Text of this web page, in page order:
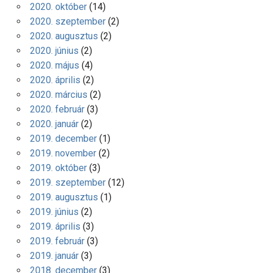
2020. október(14)
2020. szeptember(2)
2020. augusztus (2)
2020. június (2)
2020. május (4)
2020. április (2)
2020. március (2)
2020. február(3)
2020. január(2)
2019. december(1)
2019. november(2)
2019. október(3)
2019. szeptember(12)
2019. augusztus (1)
2019. június (2)
2019. április (3)
2019. február(3)
2019. január(3)
2018. december(3)